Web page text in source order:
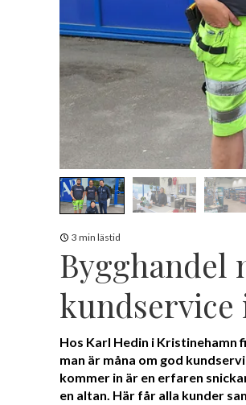
3 min lästid
Bygghandel
Hos Karl Hedin i Kristinehamn
man är måna om god
kommer in är en erfaren
en altan. Här får alla kunder